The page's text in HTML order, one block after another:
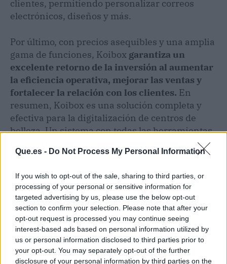
Que.es - Do Not Process My Personal Information
If you wish to opt-out of the sale, sharing to third parties, or
processing of your personal or sensitive information for
targeted advertising by us, please use the below opt-out
section to confirm your selection. Please note that after your
opt-out request is processed you may continue seeing
interest-based ads based on personal information utilized by
us or personal information disclosed to third parties prior to
your opt-out. You may separately opt-out of the further
disclosure of your personal information by third parties on the
clientes, permitiendo personalizar correos
electrónicos, diseños y más.
Por último, con precios asequibles y una amplia
gama de funciones, Koibox garantiza un
excelente retorno de la inversión al aumentar
la eficiencia operativa, mejorar las ventas y
fortalecer la relación con los clientes. En
resumen, Koibox es una solución completa y
efectiva para la digitalización de centros de
belleza. Un sistema con todas las herramientas
necesarias para optimizar la gestión y llevar el
negocio al siguiente nivel en la era digital.